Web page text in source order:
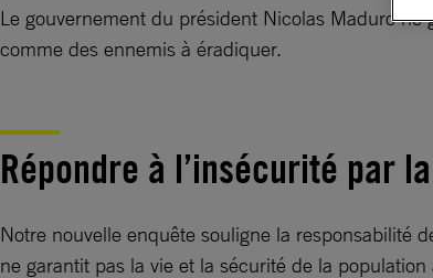
Le gouvernement du président Nicolas Maduro ne
comme des ennemis à éradiquer.
Répondre à l’insécurité par
Notre nouvelle enquête souligne la responsabilité
ne garantit pas la vie et la sécurité de la